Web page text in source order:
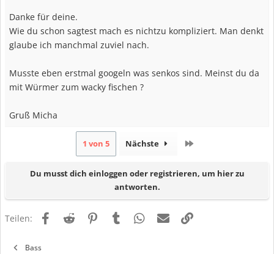
MfG Matthias
Danke für deine.
Wie du schon sagtest mach es nichtzu kompliziert. Man denkt
glaube ich manchmal zuviel nach.
Musste eben erstmal googeln was senkos sind. Meinst du da
mit Würmer zum wacky fischen ?
Gruß Micha
1 von 5 Nächste
Du musst dich einloggen oder registrieren, um hier zu
antworten.
Teilen: FacebookReddit PinterestTumblr WhatsApp
E-Mail
Bass